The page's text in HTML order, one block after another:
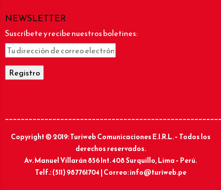
NEWSLETTER
Suscríbete y recibe nuestros boletines:
Copyright © 2019: Turiweb Comunicaciones E.I.R.L. – Todos los
derechos reservados.
Av. Manuel Villarán 856 Int. 408 Surquillo, Lima – Perú.
Telf.: (511) 987761704 | Correo: info@turiweb.pe